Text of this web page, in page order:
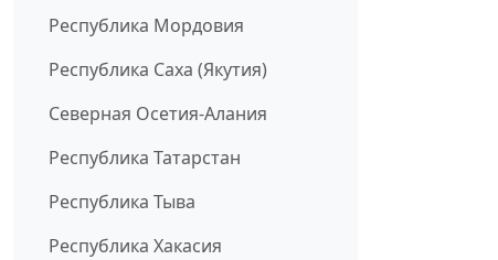
Республика Мордовия
Республика Саха (Якутия)
Северная Осетия-Алания
Республика Татарстан
Республика Тыва
Республика Хакасия